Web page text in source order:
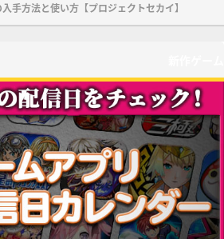
手方法と使い方【プロジェクトセカイ】